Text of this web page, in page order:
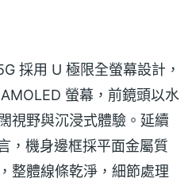
採用 U 極限全螢幕設計，
螢幕，前鏡頭以水
視野與沉浸式體驗。延續
，機身邊框採平面金屬質
整體線條乾淨，細節處理